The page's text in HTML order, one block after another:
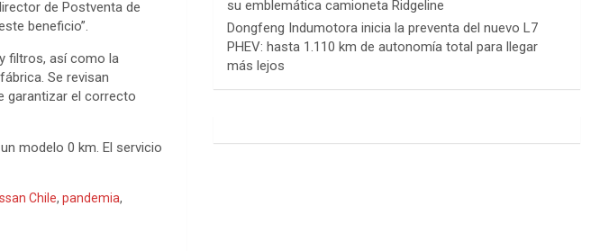
de Postventa de
beneficio”.
filtros, así como la
Se revisan
garantizar el correcto
modelo 0 km. El servicio
Chile, pandemia,
su emblemática camioneta Ridgeline
Dongfeng Indumotora inicia la preventa del nuevo L7
PHEV: hasta 1.110 km de autonomía total para llegar
más lejos